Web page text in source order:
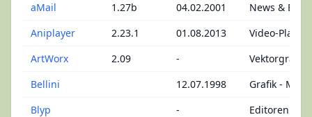
aMail
1.27b 04.02.2001
News &
Aniplayer
2.23.1 01.08.2013
Video-Player
ArtWorx
2.09 -
Vektorgrafik
Bellini
12.07.1998
Grafik -
Blyp
-
Editoren -